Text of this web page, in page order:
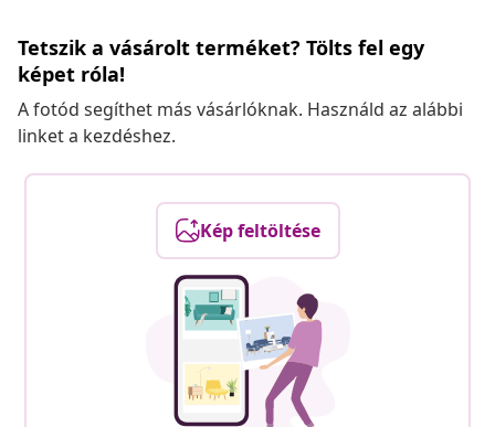
Tetszik a vásárolt terméket? Tölts fel egy
képet róla!
A fotód segíthet más vásárlóknak. Használd az alábbi
linket a kezdéshez.
Kép feltöltése